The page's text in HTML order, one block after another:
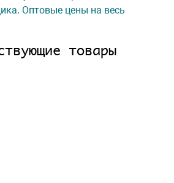
Оптовые цены на весь
товары